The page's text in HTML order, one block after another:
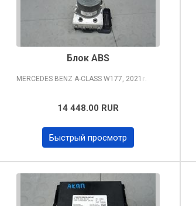
Блок ABS
MERCEDES BENZ A-CLASS W177, 2021 г.
14 448.00 RUR
Быстрый просмотр